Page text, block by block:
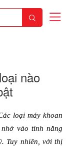
nào
loại máy khoan
vào tính năng
Tuy nhiên, với thị